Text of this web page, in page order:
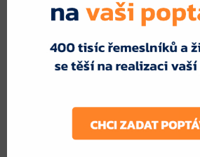
elektrokolo za
Stačí zadatnezávaznou
nabídky od více půjčoven a
která vám nejvíce vyhovuje.